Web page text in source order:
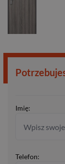
Imię:
Telefon: